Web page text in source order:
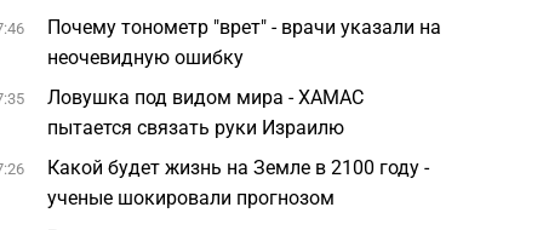
Почему тонометр "врет" - врачи указали на
неочевидную ошибку
Ловушка под видом мира - ХАМАС
пытается связать руки Израилю
Какой будет жизнь на Земле в 2100 году -
ученые шокировали прогнозом